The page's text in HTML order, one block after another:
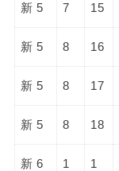
新 5 7 15
新 5 8 16
新 5 8 17
新 5 8 18
新 6 1 1